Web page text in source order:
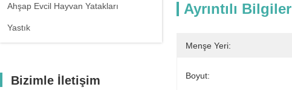
Ahşap Evcil Hayvan Yatakları
Yastık
Bizimle İletişim
Ayrıntılı Bilgiler
Menşe Yeri:
Boyut: